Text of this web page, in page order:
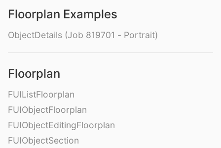
Floorplan Examples
ObjectDetails (Job 819701 - Portrait)
Floorplan
FUIListFloorplan
FUIObjectFloorplan
FUIObjectEditingFloorplan
FUIObjectSection